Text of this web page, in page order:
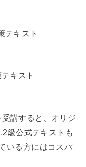
テキスト
キスト
受講すると、オリジ
級公式テキストも
いる方にはコスパ